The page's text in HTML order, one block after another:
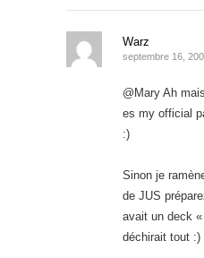
Warz
septembre 16,
@Mary Ah
es my official
:)
Sinon je
de JUS
avait un deck
déchirait tout :)